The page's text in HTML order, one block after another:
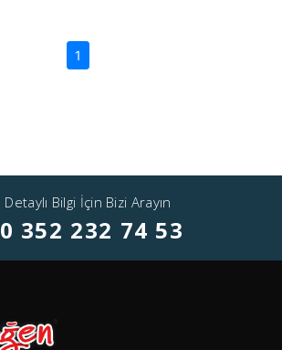
1
Detaylı Bilgi İçin Bizi Arayın
352 232 74 53